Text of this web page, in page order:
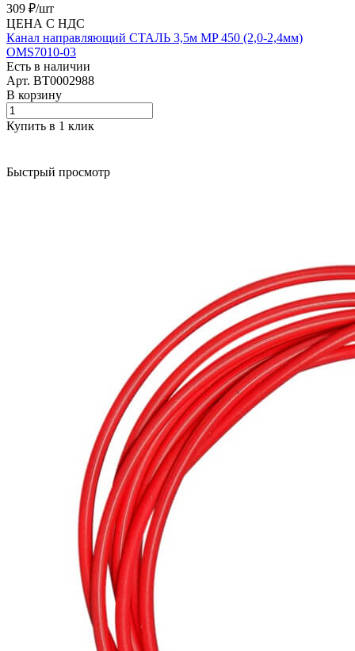
309 ₽/шт
ЦЕНА С НДС
Канал направляющий СТАЛЬ 3,5м MP 450 (2,0-2,4мм)
OMS7010-03
Есть в наличии
Арт. BT0002988
В корзину
Купить в 1 клик
Быстрый просмотр